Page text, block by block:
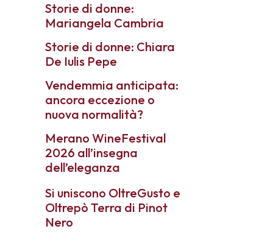
Storie di donne:
Mariangela Cambria
Storie di donne: Chiara
De Iulis Pepe
Vendemmia anticipata:
ancora eccezione o
nuova normalità?
Merano WineFestival
2026 all’insegna
dell’eleganza
Si uniscono OltreGusto e
Oltrepò Terra di Pinot
Nero